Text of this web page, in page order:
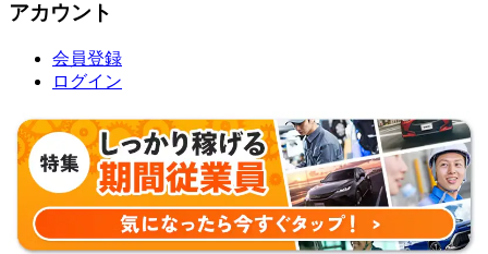
アカウント
会員登録
ログイン